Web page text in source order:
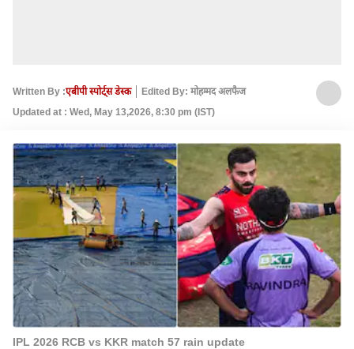
Written By :एबीपी स्पोर्ट्स डेस्क
Edited By: मोहम्मद अलफैज
Updated at : Wed, May 13,2026, 8:30 pm (IST)
IPL 2026 RCB vs KKR match 57 rain update